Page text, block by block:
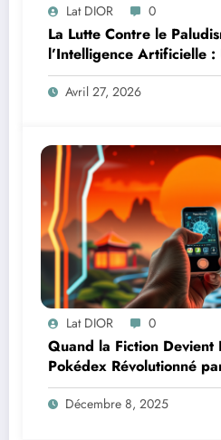
Lat DIOR 0
La Lutte Contre le
l’Intelligence Artificielle :
Contre la Montre
Avril 27, 2026
Lat DIOR 0
Quand la Fiction Devient
Pokédex Révolutionné
Artificielle
Décembre 8, 2025